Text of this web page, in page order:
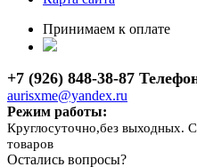
Принимаем к оплате
+7 (926) 848-38-87
aurisxme@yandex.ru
Режим работы:
Круглосуточно,без выходных.
товаров
Остались вопросы?